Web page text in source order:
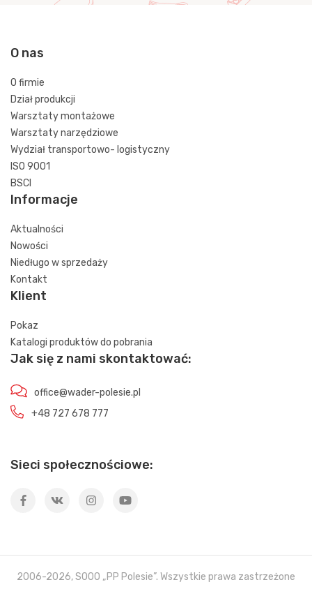
O nas
O firmie
Dział produkcji
Warsztaty montażowe
Warsztaty narzędziowe
Wydział transportowo- logistyczny
ISO 9001
BSCI
Informacje
Aktualności
Nowości
Niedługo w sprzedaży
Kontakt
Klient
Pokaz
Katalogi produktów do pobrania
Jak się z nami skontaktować:
office@wader-polesie.pl
+48 727 678 777
Sieci społecznościowe:
2006-2026, SOOO „PP Polesie”. Wszystkie prawa zastrzeżone